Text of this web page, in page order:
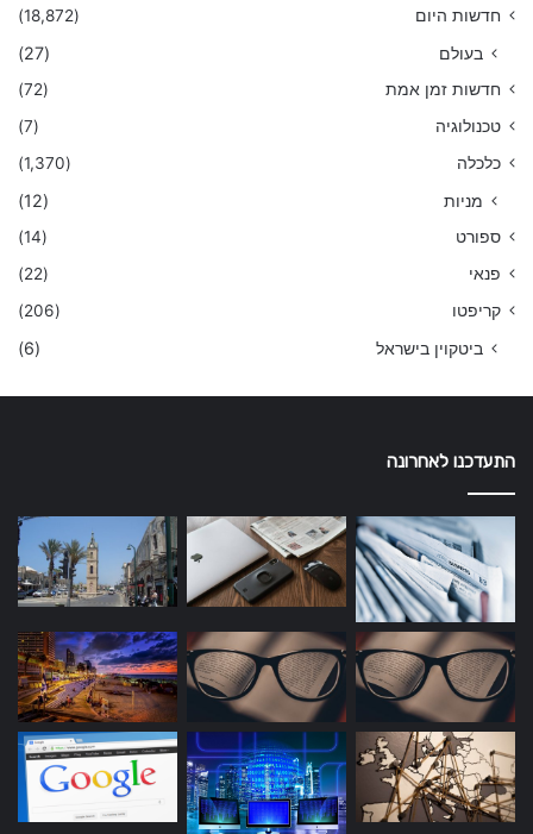
חדשות היום
(18,872)
בעולם (27)
חדשות זמן אמת
(72)
טכנולוגיה
(7)
כלכלה
(1,370)
מניות (12)
ספורט
(14)
פנאי
(22)
קריפטו
(206)
ביטקוין בישראל (6)
התעדכנו לאחרונה